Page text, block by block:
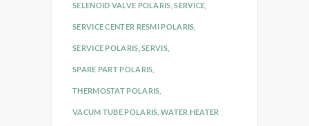
SELENOID VALVE POLARIS ,SERVICE
SERVICE CENTER RESMI POLARIS
SERVICE POLARIS ,SERVIS,
SPARE PART POLARIS
THERMOSTAT POLARIS
VACUM TUBE POLARIS ,WATER HEATER